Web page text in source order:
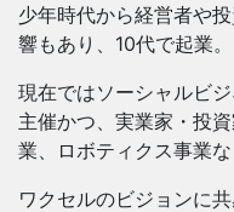
少年時代から経営者や
響もあり、10代で起業。
現在ではソーシャルビ
主催かつ、実業家・投
業、ロボティクス事業
ワクセルのビジョンに